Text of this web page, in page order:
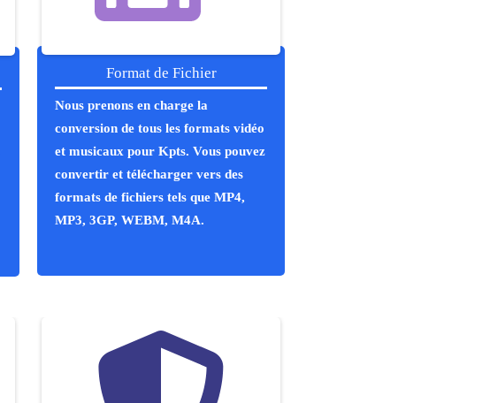
Format de Fichier
Nous prenons en charge la
conversion de tous les formats vidéo
et musicaux pour Kpts. Vous pouvez
convertir et télécharger vers des
formats de fichiers tels que MP4,
MP3, 3GP, WEBM, M4A.